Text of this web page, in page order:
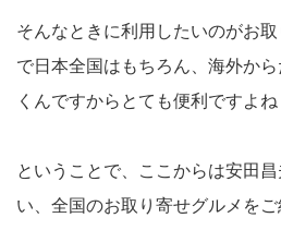
そんなときに利用したいのがお
で日本全国はもちろん、海外か
くんですからとても便利ですよね
ということで、ここからは安田
い、全国のお取り寄せグルメを